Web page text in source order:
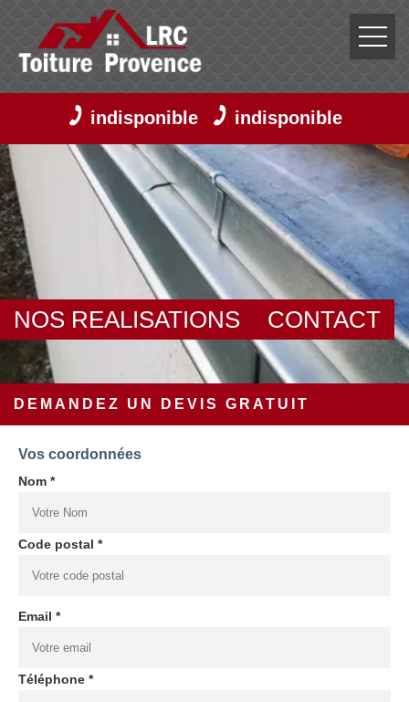
indisponible indisponible
NOS REALISATIONS CONTACT
DEMANDEZ UN DEVIS GRATUIT
Vos coordonnées
Nom *
Code postal *
Email *
Téléphone *